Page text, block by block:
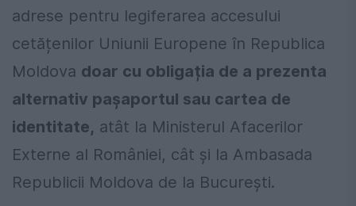
adrese pentru legiferarea accesului
cetățenilor Uniunii Europene în Republica
Moldova doar cu obligația de a prezenta
alternativ pașaportul sau cartea de
identitate, atât la Ministerul Afacerilor
Externe al României, cât și la Ambasada
Republicii Moldova de la București.